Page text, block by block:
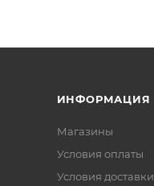
ИНФОРМАЦИЯ
Магазины
Условия оплаты
Условия доставки